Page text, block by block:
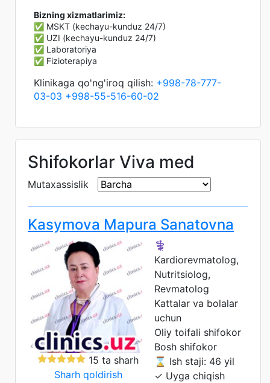
Bizning xizmatlarimiz:
✅ MSKT (kechayu-kunduz 24/7)
✅ UZI (kechayu-kunduz 24/7)
✅ Laboratoriya
✅ Fizioterapiya
Klinikaga qo'ng'iroq qilish: +998-78-777-
03-03 +998-55-516-60-02
Shifokorlar Viva med
Mutaxassislik
Kasymova Mapura Sanatovna
15 ta sharh
Sharh qoldirish
⚕️
Kardiorevmatolog,
Nutritsiolog,
Revmatolog
Kattalar va bolalar
uchun
Oliy toifali shifokor
Bosh shifokor
⌛ Ish staji: 46 yil
✓ Uyga chiqish